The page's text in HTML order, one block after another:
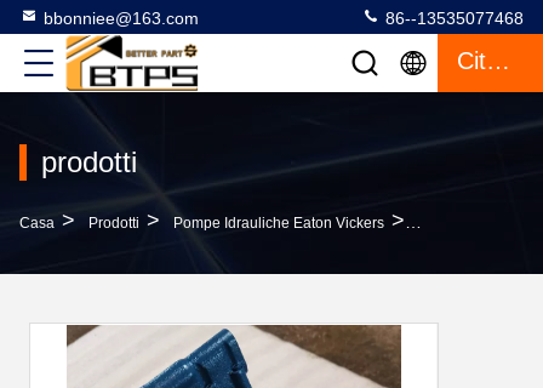
bbonniee@163.com 86--13535077468
Citazione
prodotti
Casa > Prodotti > Pompe Idrauliche Eaton Vickers >